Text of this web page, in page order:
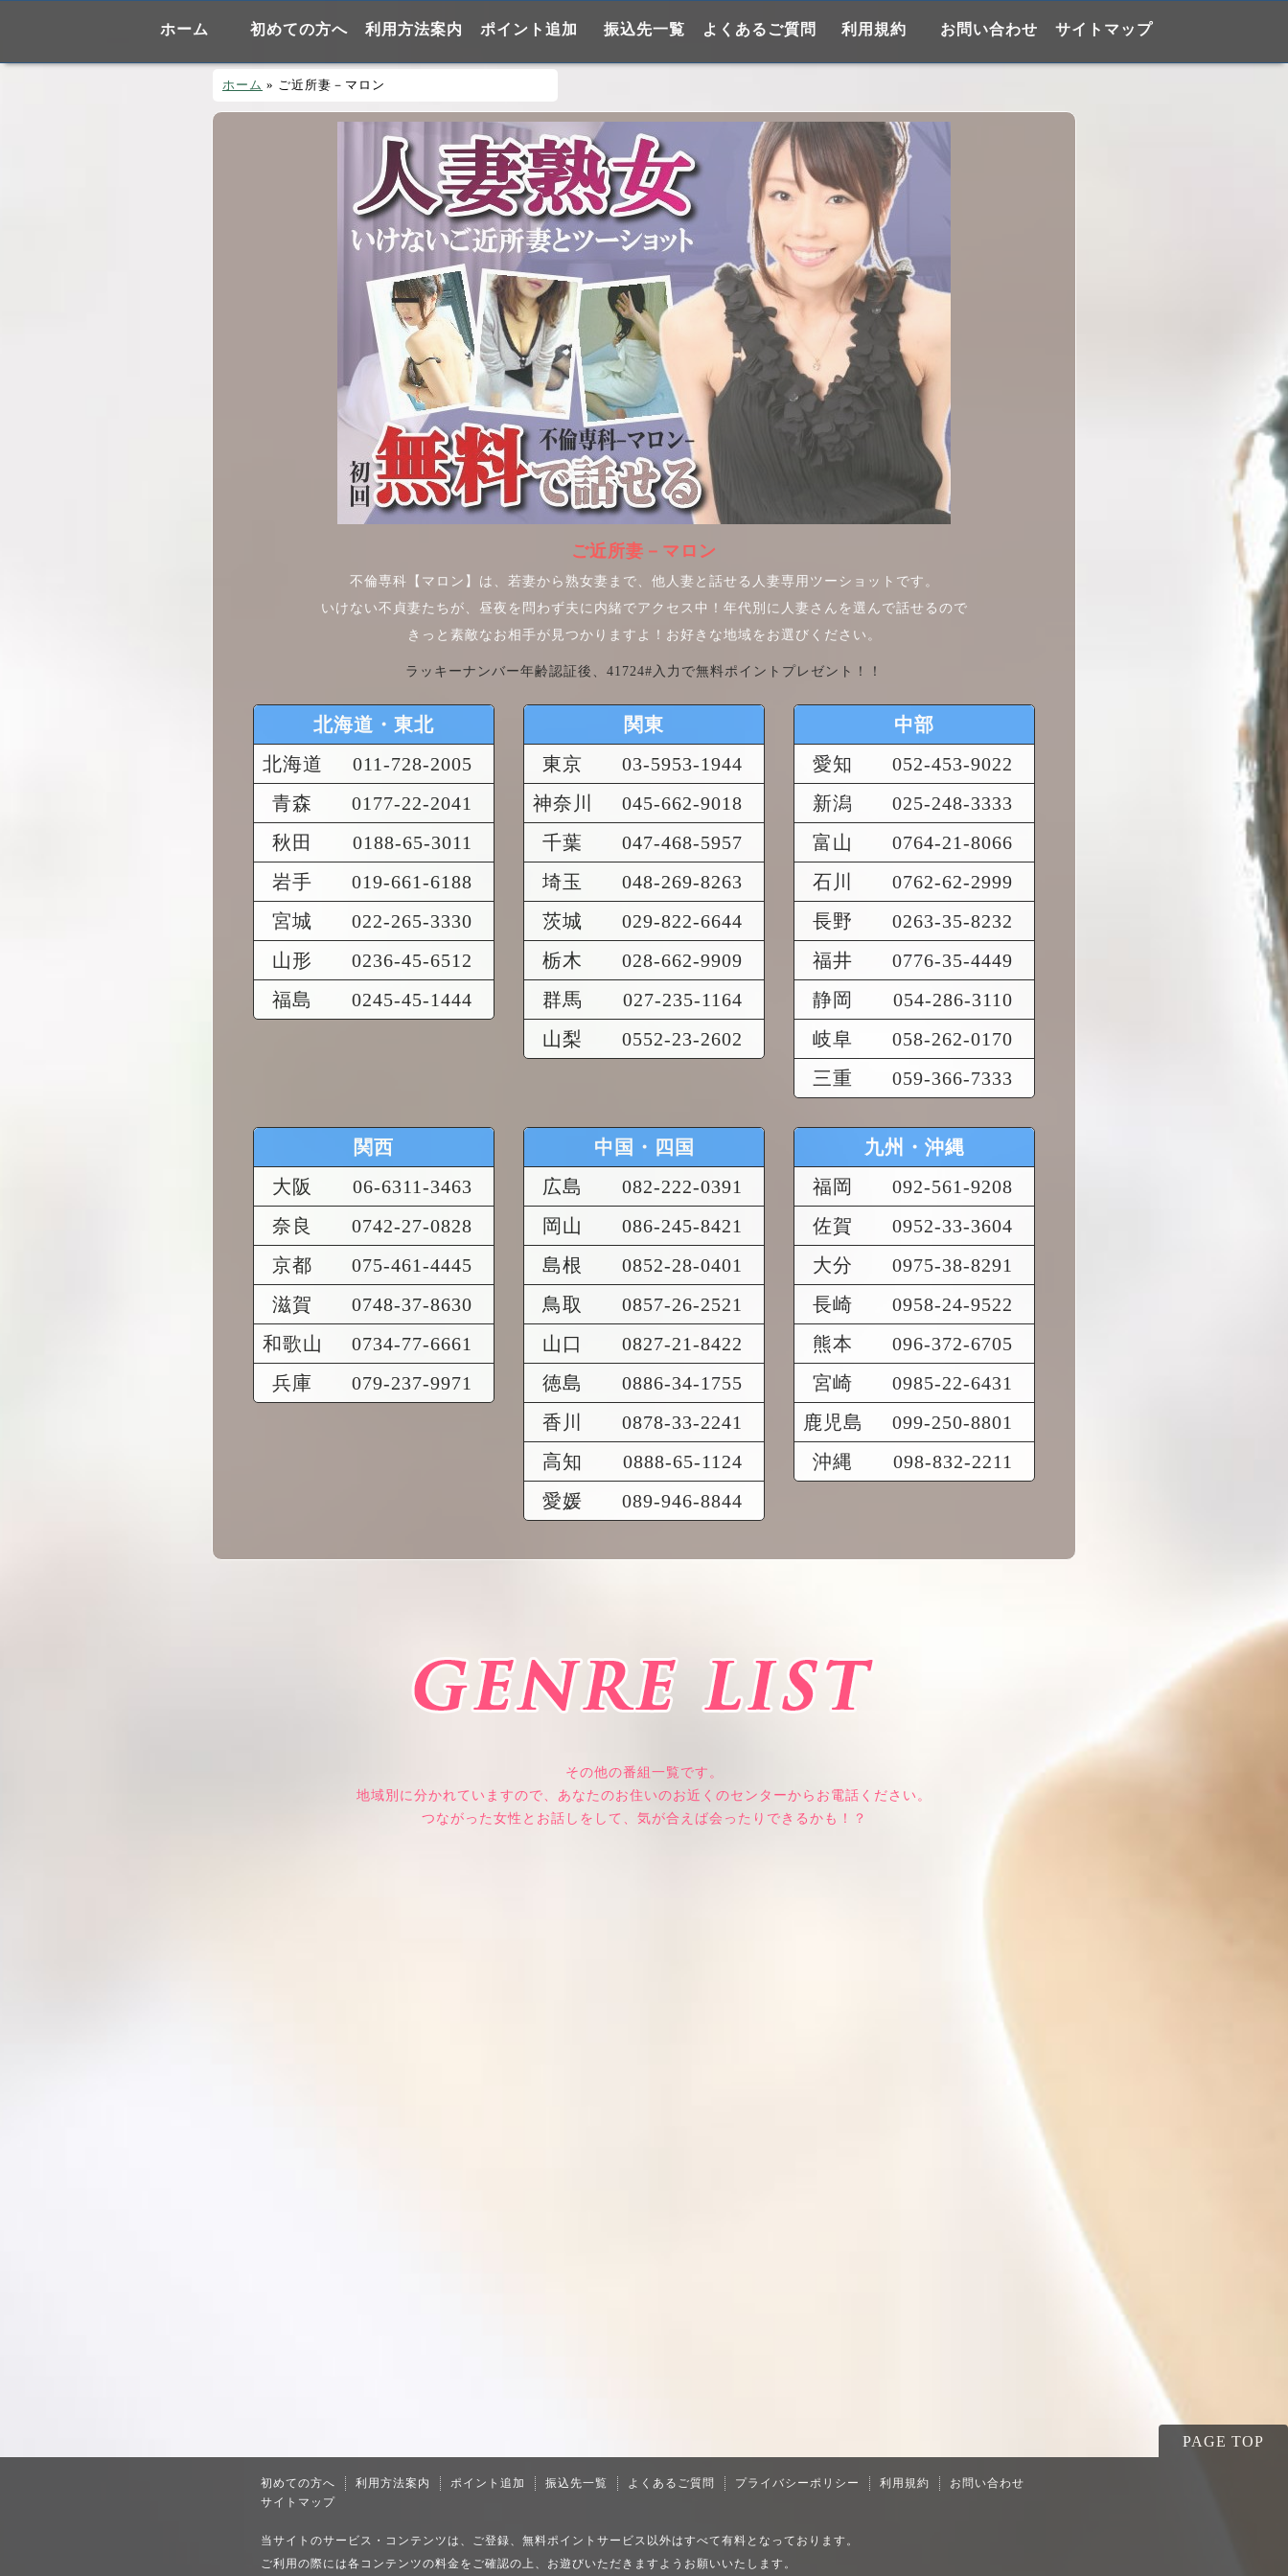
ホーム 初めての方へ 利用方法案内 ポイント追加 振込先一覧 よくあるご質問 利用規約 お問い合わせ サイトマップ
ホーム » ご近所妻－マロン
ご近所妻－マロン
不倫専科【マロン】は、若妻から熟女妻まで、他人妻と話せる人妻専用ツーショットです。
いけない不貞妻たちが、昼夜を問わず夫に内緒でアクセス中！年代別に人妻さんを選んで話せるので
きっと素敵なお相手が見つかりますよ！お好きな地域をお選びください。
ラッキーナンバー年齢認証後、41724#入力で無料ポイントプレゼント！！
北海道・東北
北海道
011-728-2005
青森
0177-22-2041
秋田
0188-65-3011
岩手
019-661-6188
宮城
022-265-3330
山形
0236-45-6512
福島
0245-45-1444
関東
東京
03-5953-1944
神奈川
045-662-9018
千葉
047-468-5957
埼玉
048-269-8263
茨城
029-822-6644
栃木
028-662-9909
群馬
027-235-1164
山梨
0552-23-2602
中部
愛知
052-453-9022
新潟
025-248-3333
富山
0764-21-8066
石川
0762-62-2999
長野
0263-35-8232
福井
0776-35-4449
静岡
054-286-3110
岐阜
058-262-0170
三重
059-366-7333
関西
大阪
06-6311-3463
奈良
0742-27-0828
京都
075-461-4445
滋賀
0748-37-8630
和歌山
0734-77-6661
兵庫
079-237-9971
中国・四国
広島
082-222-0391
岡山
086-245-8421
島根
0852-28-0401
鳥取
0857-26-2521
山口
0827-21-8422
徳島
0886-34-1755
香川
0878-33-2241
高知
0888-65-1124
愛媛
089-946-8844
九州・沖縄
福岡
092-561-9208
佐賀
0952-33-3604
大分
0975-38-8291
長崎
0958-24-9522
熊本
096-372-6705
宮崎
0985-22-6431
鹿児島
099-250-8801
沖縄
098-832-2211
その他の番組一覧です。
地域別に分かれていますので、あなたのお住いのお近くのセンターからお電話ください。
つながった女性とお話しをして、気が合えば会ったりできるかも！？
PAGE TOP
初めての方へ 利用方法案内 ポイント追加 振込先一覧 よくあるご質問 プライバシーポリシー 利用規約
お問い合わせ
サイトマップ
当サイトのサービス・コンテンツは、ご登録、無料ポイントサービス以外はすべて有料となっております。
ご利用の際には各コンテンツの料金をご確認の上、お遊びいただきますようお願いいたします。